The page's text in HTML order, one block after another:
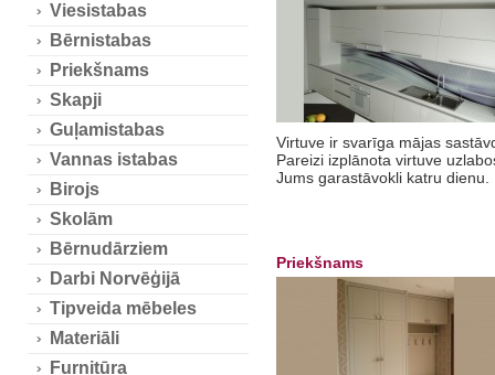
Viesistabas
Bērnistabas
Priekšnams
Skapji
Guļamistabas
Vannas istabas
Birojs
Skolām
Bērnudārziem
Darbi Norvēģijā
Tipveida mēbeles
Materiāli
Furnitūra
Virtuve ir svarīga mājas
Pareizi izplānota virtuve
Jums garastāvokli katru dienu.
Priekšnams